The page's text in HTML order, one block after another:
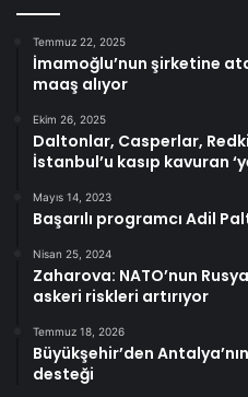
Temmuz 22, 2025
İmamoğlu’nun şirketine
maaş alıyor
Ekim 26, 2025
Daltonlar, Casperlar,
İstanbul’u kasıp kavuran
Mayıs 14, 2023
Başarılı programcı Adil
Nisan 25, 2024
Zaharova: NATO’nun
askeri riskleri artırıyor
Temmuz 18, 2026
Büyükşehir’den
desteği